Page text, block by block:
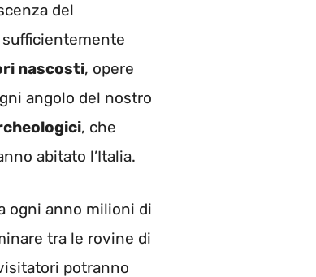
del
nascosti, opere
angolo del nostro
, che
abitato l’Italia.
ogni anno milioni di
tra le rovine di
potranno